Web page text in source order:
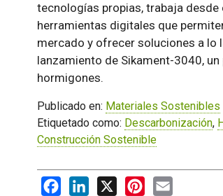
tecnologías propias, trabaja
herramientas digitales que
mercado y ofrecer soluciones a lo
lanzamiento de Sikament-3040,
hormigones.
Publicado en: Materiales Sostenibles
Etiquetado como: Descarbonización,
Construcción Sostenible
FacebookLinkedIn Pinterest